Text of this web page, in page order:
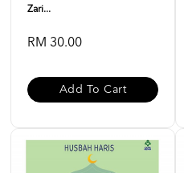
Zari...
RM 30.00
Add To Cart